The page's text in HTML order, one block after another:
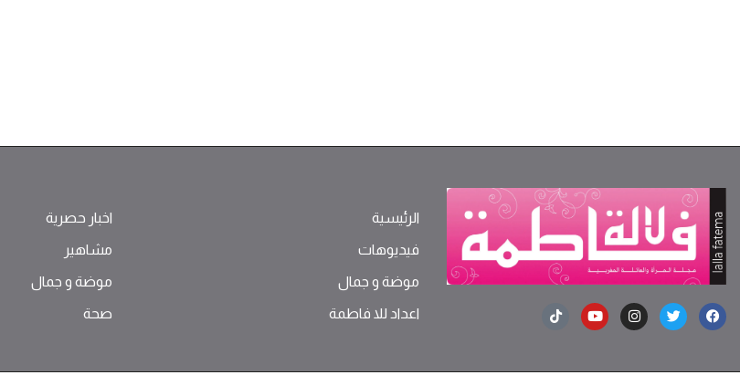
الرئيسية
فيديوهات
موضة ‫و‬ ‫‬‫جمال‬
اعداد للا فاطمة
اخبار حصرية
مشاهير
موضة ‫و‬ ‫‬‫جمال‬
صحة